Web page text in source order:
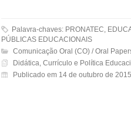
Palavra-chaves: PRONATEC,
PÚBLICAS EDUCACIONAIS
Comunicação Oral (CO) / Oral
Didática, Currículo e Política
Publicado em 14 de outubro de 2015